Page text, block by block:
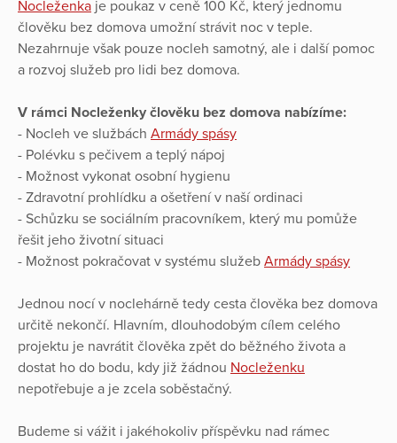
Nocleženka je poukaz v ceně 100 Kč, který jednomu
člověku bez domova umožní strávit noc v teple.
Nezahrnuje však pouze nocleh samotný, ale i další pomoc
a rozvoj služeb pro lidi bez domova.
V rámci Nocleženky člověku bez domova nabízíme:
- Nocleh ve službách Armády spásy
- Polévku s pečivem a teplý nápoj
- Možnost vykonat osobní hygienu
- Zdravotní prohlídku a ošetření v naší ordinaci
- Schůzku se sociálním pracovníkem, který mu pomůže
řešit jeho životní situaci
- Možnost pokračovat v systému služeb Armády spásy
Jednou nocí v noclehárně tedy cesta člověka bez domova
určitě nekončí. Hlavním, dlouhodobým cílem celého
projektu je navrátit člověka zpět do běžného života a
dostat ho do bodu, kdy již žádnou Nocleženku
nepotřebuje a je zcela soběstačný.
Budeme si vážit i jakéhokoliv příspěvku nad rámec